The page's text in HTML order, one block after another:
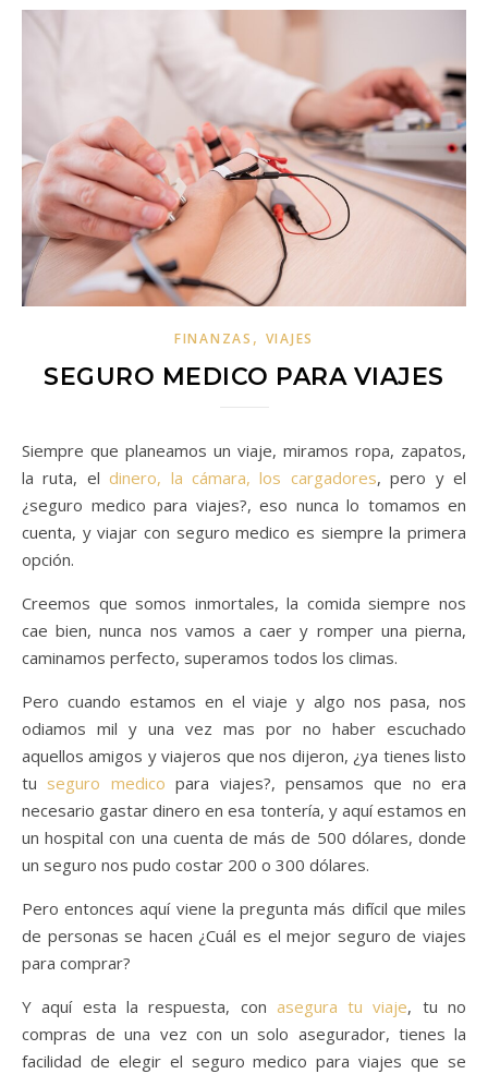
FINANZAS , VIAJES
SEGURO MEDICO PARA VIAJES
Siempre que planeamos un viaje, miramos ropa, zapatos,
la ruta, eldinero, la cámara, los cargadores, pero y el
¿seguro medico para viajes?, eso nunca lo tomamos en
cuenta, y viajar con seguro medico es siempre la primera
opción.
Creemos que somos inmortales, la comida siempre nos
cae bien, nunca nos vamos a caer y romper una pierna,
caminamos perfecto, superamos todos los climas.
Pero cuando estamos en el viaje y algo nos pasa, nos
odiamos mil y una vez mas por no haber escuchado
aquellos amigos y viajeros que nos dijeron, ¿ya tienes listo
tu seguro medico para viajes?, pensamos que no era
necesario gastar dinero en esa tontería, y aquí estamos en
un hospital con una cuenta de más de 500 dólares, donde
un seguro nos pudo costar 200 o 300 dólares.
Pero entonces aquí viene la pregunta más difícil que miles
de personas se hacen ¿Cuál es el mejor seguro de viajes
para comprar?
Y aquí esta la respuesta, con asegura tu viaje, tu no
compras de una vez con un solo asegurador, tienes la
facilidad de elegir el seguro medico para viajes que se